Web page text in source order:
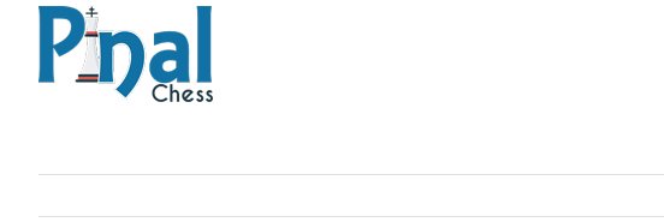
Saltar
contenido